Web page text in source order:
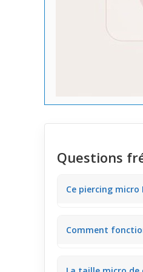
Questions
Ce piercing
un style original
Comment